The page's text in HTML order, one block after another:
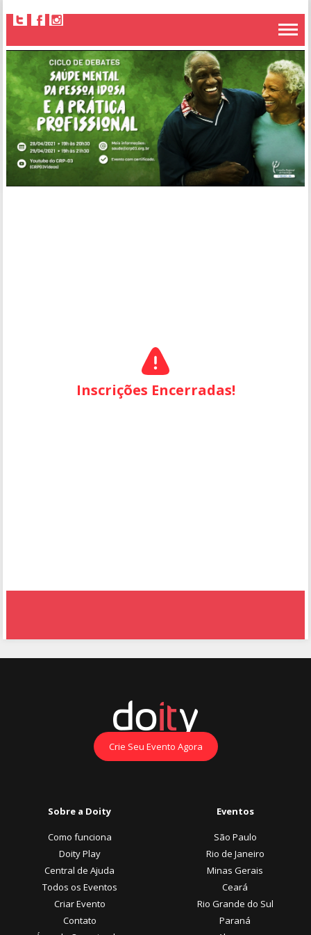
Inscrições Encerradas!
Crie Seu Evento Agora
Sobre a Doity
Como funciona
Doity Play
Central de Ajuda
Todos os Eventos
Criar Evento
Contato
Eventos
São Paulo
Rio de Janeiro
Minas Gerais
Ceará
Rio Grande do Sul
Paraná